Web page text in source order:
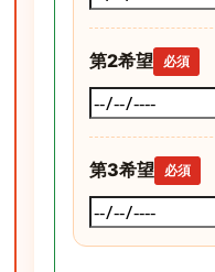
第2希望 必須
第3希望 必須